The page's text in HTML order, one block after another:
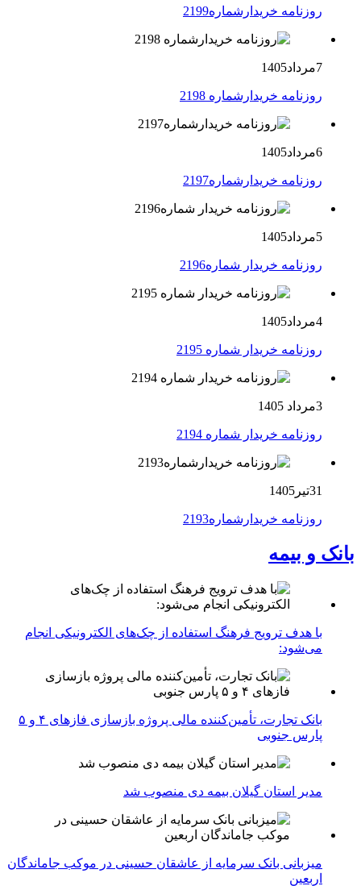
روزنامه خریدارشماره2199
7مرداد1405
روزنامه خریدارشماره 2198
6مرداد1405
روزنامه خریدارشماره2197
5مرداد1405
روزنامه خریدار شماره2196
4مرداد1405
روزنامه خریدار شماره 2195
3مرداد 1405
روزنامه خریدار شماره 2194
31تیر1405
روزنامه خریدارشماره2193
بانک و بیمه
با هدف ترویج فرهنگ استفاده از چک‌های الکترونیکی انجام
می‌شود:
بانک تجارت، تأمین‌کننده مالی پروژه بازسازی فازهای ۴ و ۵
پارس جنوبی
مدیر استان گیلان بیمه دی منصوب شد
میزبانی بانک سرمایه از عاشقان حسینی در موکب جاماندگان
اربعین